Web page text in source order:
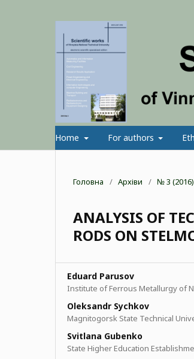
Home For authors
Головна / Архіви / № 3
ANALYSIS OF
RODS ON
Eduard Parusov
Institute of Ferrous Metallurgy of
Oleksandr Sychkov
Magnitogorsk State Technical
Svitlana Gubenko
State Higher Education